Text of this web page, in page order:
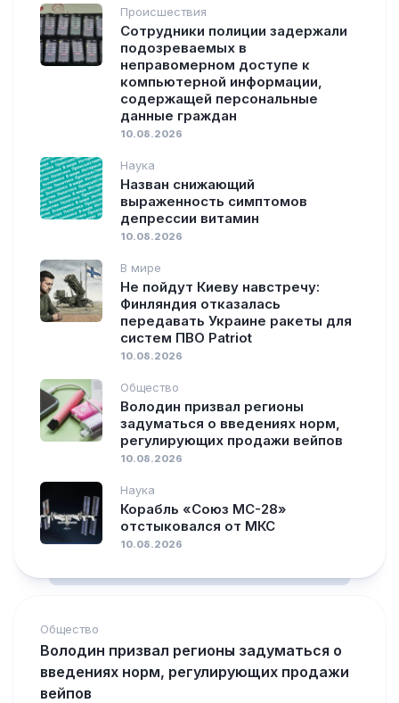
Происшествия
Сотрудники полиции задержали
подозреваемых в
неправомерном доступе к
компьютерной информации,
содержащей персональные
данные граждан
10.08.2026
Наука
Назван снижающий
выраженность симптомов
депрессии витамин
10.08.2026
В мире
Не пойдут Киеву навстречу:
Финляндия отказалась
передавать Украине ракеты для
систем ПВО Patriot
10.08.2026
Общество
Володин призвал регионы
задуматься о введениях норм,
регулирующих продажи вейпов
10.08.2026
Наука
Корабль «Союз МС-28»
отстыковался от МКС
10.08.2026
Общество
Володин призвал регионы задуматься о
введениях норм, регулирующих продажи
вейпов